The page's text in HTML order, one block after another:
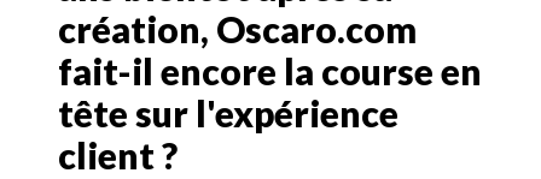
création, Oscaro.com
fait-il encore la course en
tête sur l'expérience
client ?